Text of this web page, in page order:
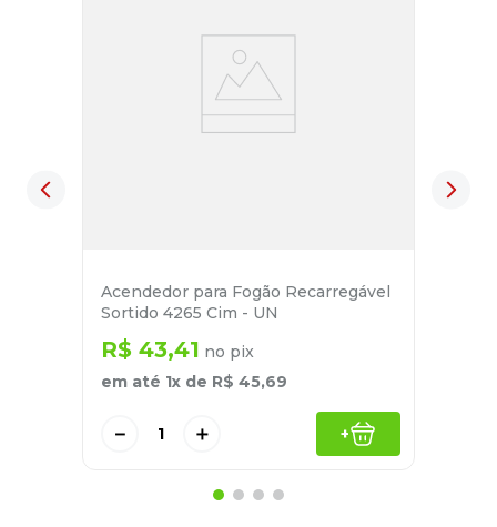
Acendedor para Fogão Recarregável
Sortido 4265 Cim - UN
R$ 43,41 no pix
em até 1x de R$ 45,69
＋
－ +